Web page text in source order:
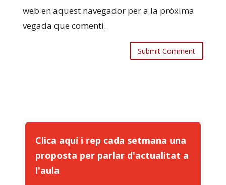
web en aquest navegador per a la pròxima
vegada que comenti.
Clica aquí i rep cada setmana una
proposta per parlar d'actualitat a
l'aula